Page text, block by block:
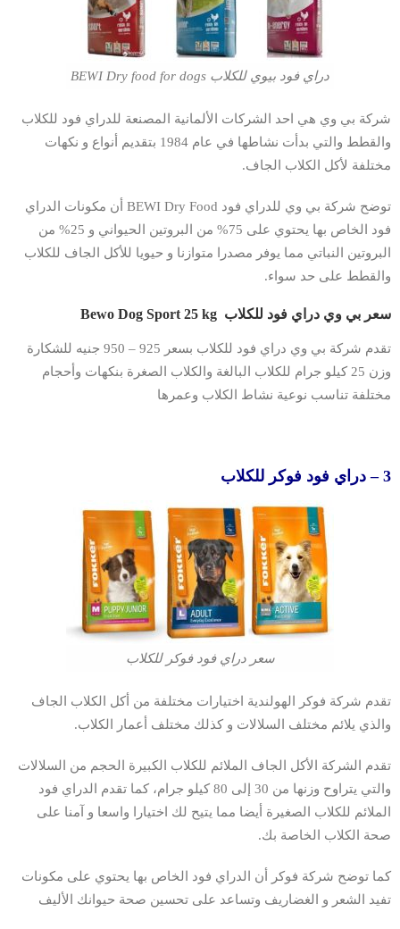
دراي فود بيوي للكلاب BEWI Dry food for dogs
شركة بي وي هي احد الشركات الألمانية المصنعة للدراي فود للكلاب
والقطط والتي بدأت نشاطها في عام 1984 بتقديم أنواع و نكهات
مختلفة لأكل الكلاب الجاف.
توضح شركة بي وي للدراي فود BEWI Dry Food أن مكونات الدراي
فود الخاص بها يحتوي على 75% من البروتين الحيواني و 25% من
البروتين النباتي مما يوفر مصدرا متوازنا و حيويا للأكل الجاف للكلاب
والقطط على حد سواء.
سعر بي وي دراي فود للكلاب Bewo Dog Sport 25 kg
تقدم شركة بي وي دراي فود للكلاب بسعر 925 – 950 جنيه للشكارة
وزن 25 كيلو جرام للكلاب البالغة والكلاب الصغرة بنكهات وأحجام
مختلفة تناسب نوعية نشاط الكلاب وعمرها
3 – دراي فود فوكر للكلاب
سعر دراي فود فوكر للكلاب
تقدم شركة فوكر الهولندية اختيارات مختلفة من أكل الكلاب الجاف
والذي يلائم مختلف السلالات و كذلك مختلف أعمار الكلاب.
تقدم الشركة الأكل الجاف الملائم للكلاب الكبيرة الحجم من السلالات
والتي يتراوح وزنها من 30 إلى 80 كيلو جرام، كما تقدم الدراي فود
الملائم للكلاب الصغيرة أيضا مما يتيح لك اختيارا واسعا و آمنا على
صحة الكلاب الخاصة بك.
كما توضح شركة فوكر أن الدراي فود الخاص بها يحتوي على مكونات
تفيد الشعر و الغضاريف وتساعد على تحسين صحة حيوانك الأليف